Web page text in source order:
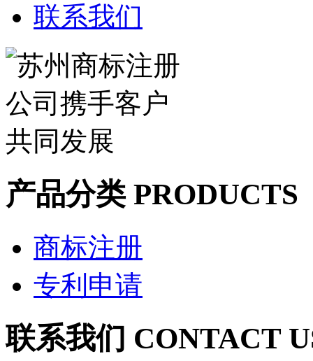
联系我们
产品分类 PRODUCTS
商标注册
专利申请
联系我们 CONTACT